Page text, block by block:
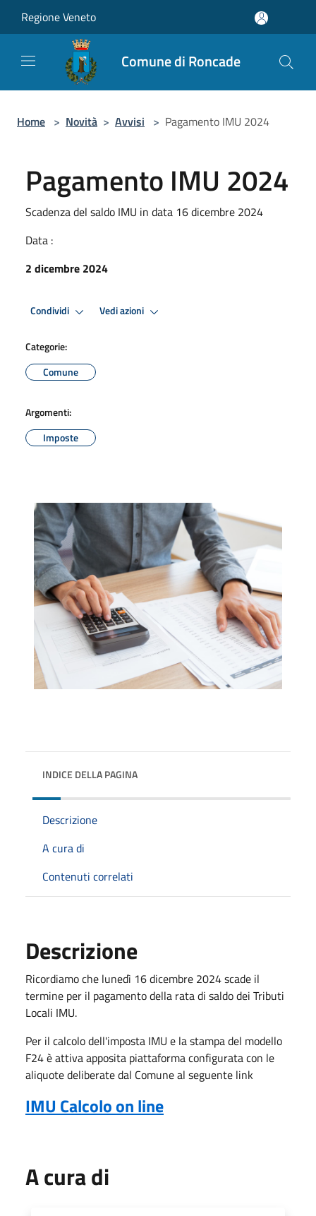
Regione Veneto
Comune di Roncade
Home > Novità > Avvisi > Pagamento IMU 2024
Pagamento IMU 2024
Scadenza del saldo IMU in data 16 dicembre 2024
Data :
2 dicembre 2024
Condividi Vedi azioni
Categorie:
Comune
Argomenti:
Imposte
INDICE DELLA PAGINA
Descrizione
A cura di
Contenuti correlati
Descrizione
Ricordiamo che lunedì 16 dicembre 2024 scade il
termine per il pagamento della rata di saldo dei Tributi
Locali IMU.
Per il calcolo dell'imposta IMU e la stampa del modello
F24 è attiva apposita piattaforma configurata con le
aliquote deliberate dal Comune al seguente link
IMU Calcolo on line
A cura di